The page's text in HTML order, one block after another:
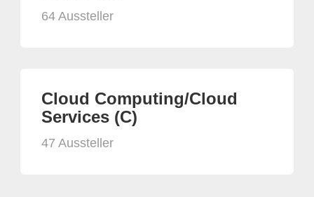
64 Aussteller
Cloud Computing/Cloud
Services (C)
47 Aussteller